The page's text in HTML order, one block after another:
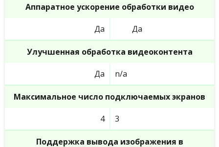
Аппаратное ускорение обработки видео
Да Да
Улучшенная обработка видеоконтента
Да n/a
Максимальное число подключаемых экранов
4 3
Поддержка вывода изображения в